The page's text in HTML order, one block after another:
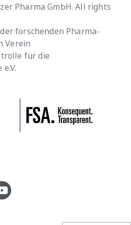
Pharma GmbH. All rights
forschenden Pharma-
Verein
für die